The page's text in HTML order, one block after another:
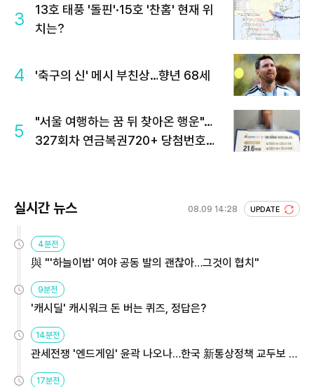
3
13호 태풍 '돌핀'·15호 '찬홈' 현재 위
치는?
4 '축구의 신' 메시 부친상…향년 68세
5
"서울 여행하는 꿈 뒤 찾아온 행운"…
327회차 연금복권720+ 당첨번호조
실시간 뉴스 08.09 14:28 UPDATE
4분전
與 "'하늘이법' 여야 공동 발의 괜찮아…그것이 협치"
9분전
'캐시딜' 캐시워크 돈 버는 퀴즈, 정답은?
14분전
관세전쟁 '엔드게임' 윤곽 나오나…한국 新통상정책 교두보 활
용해야
17분전